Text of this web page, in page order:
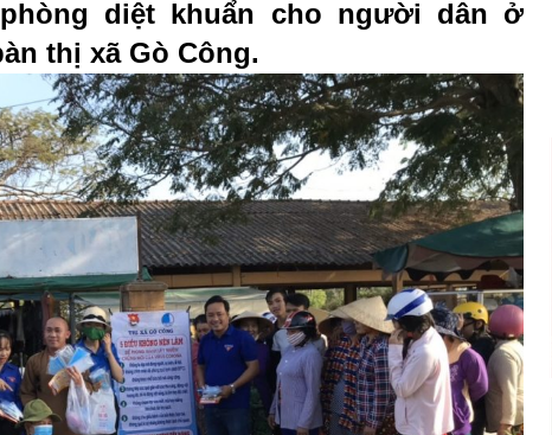
diệt khuẩn cho người dân ở
thị xã Gò Công.